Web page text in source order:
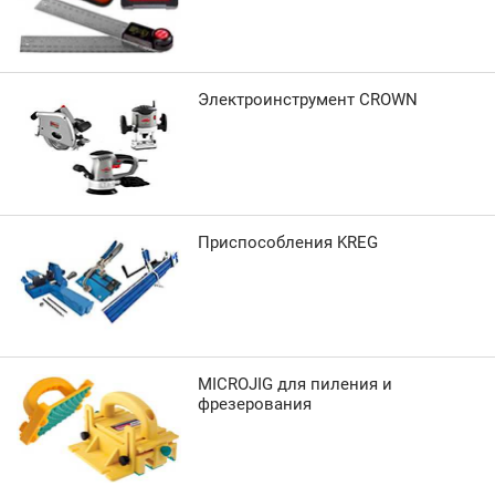
Электроинструмент CROWN
Приспособления KREG
MICROJIG для пиления и
фрезерования